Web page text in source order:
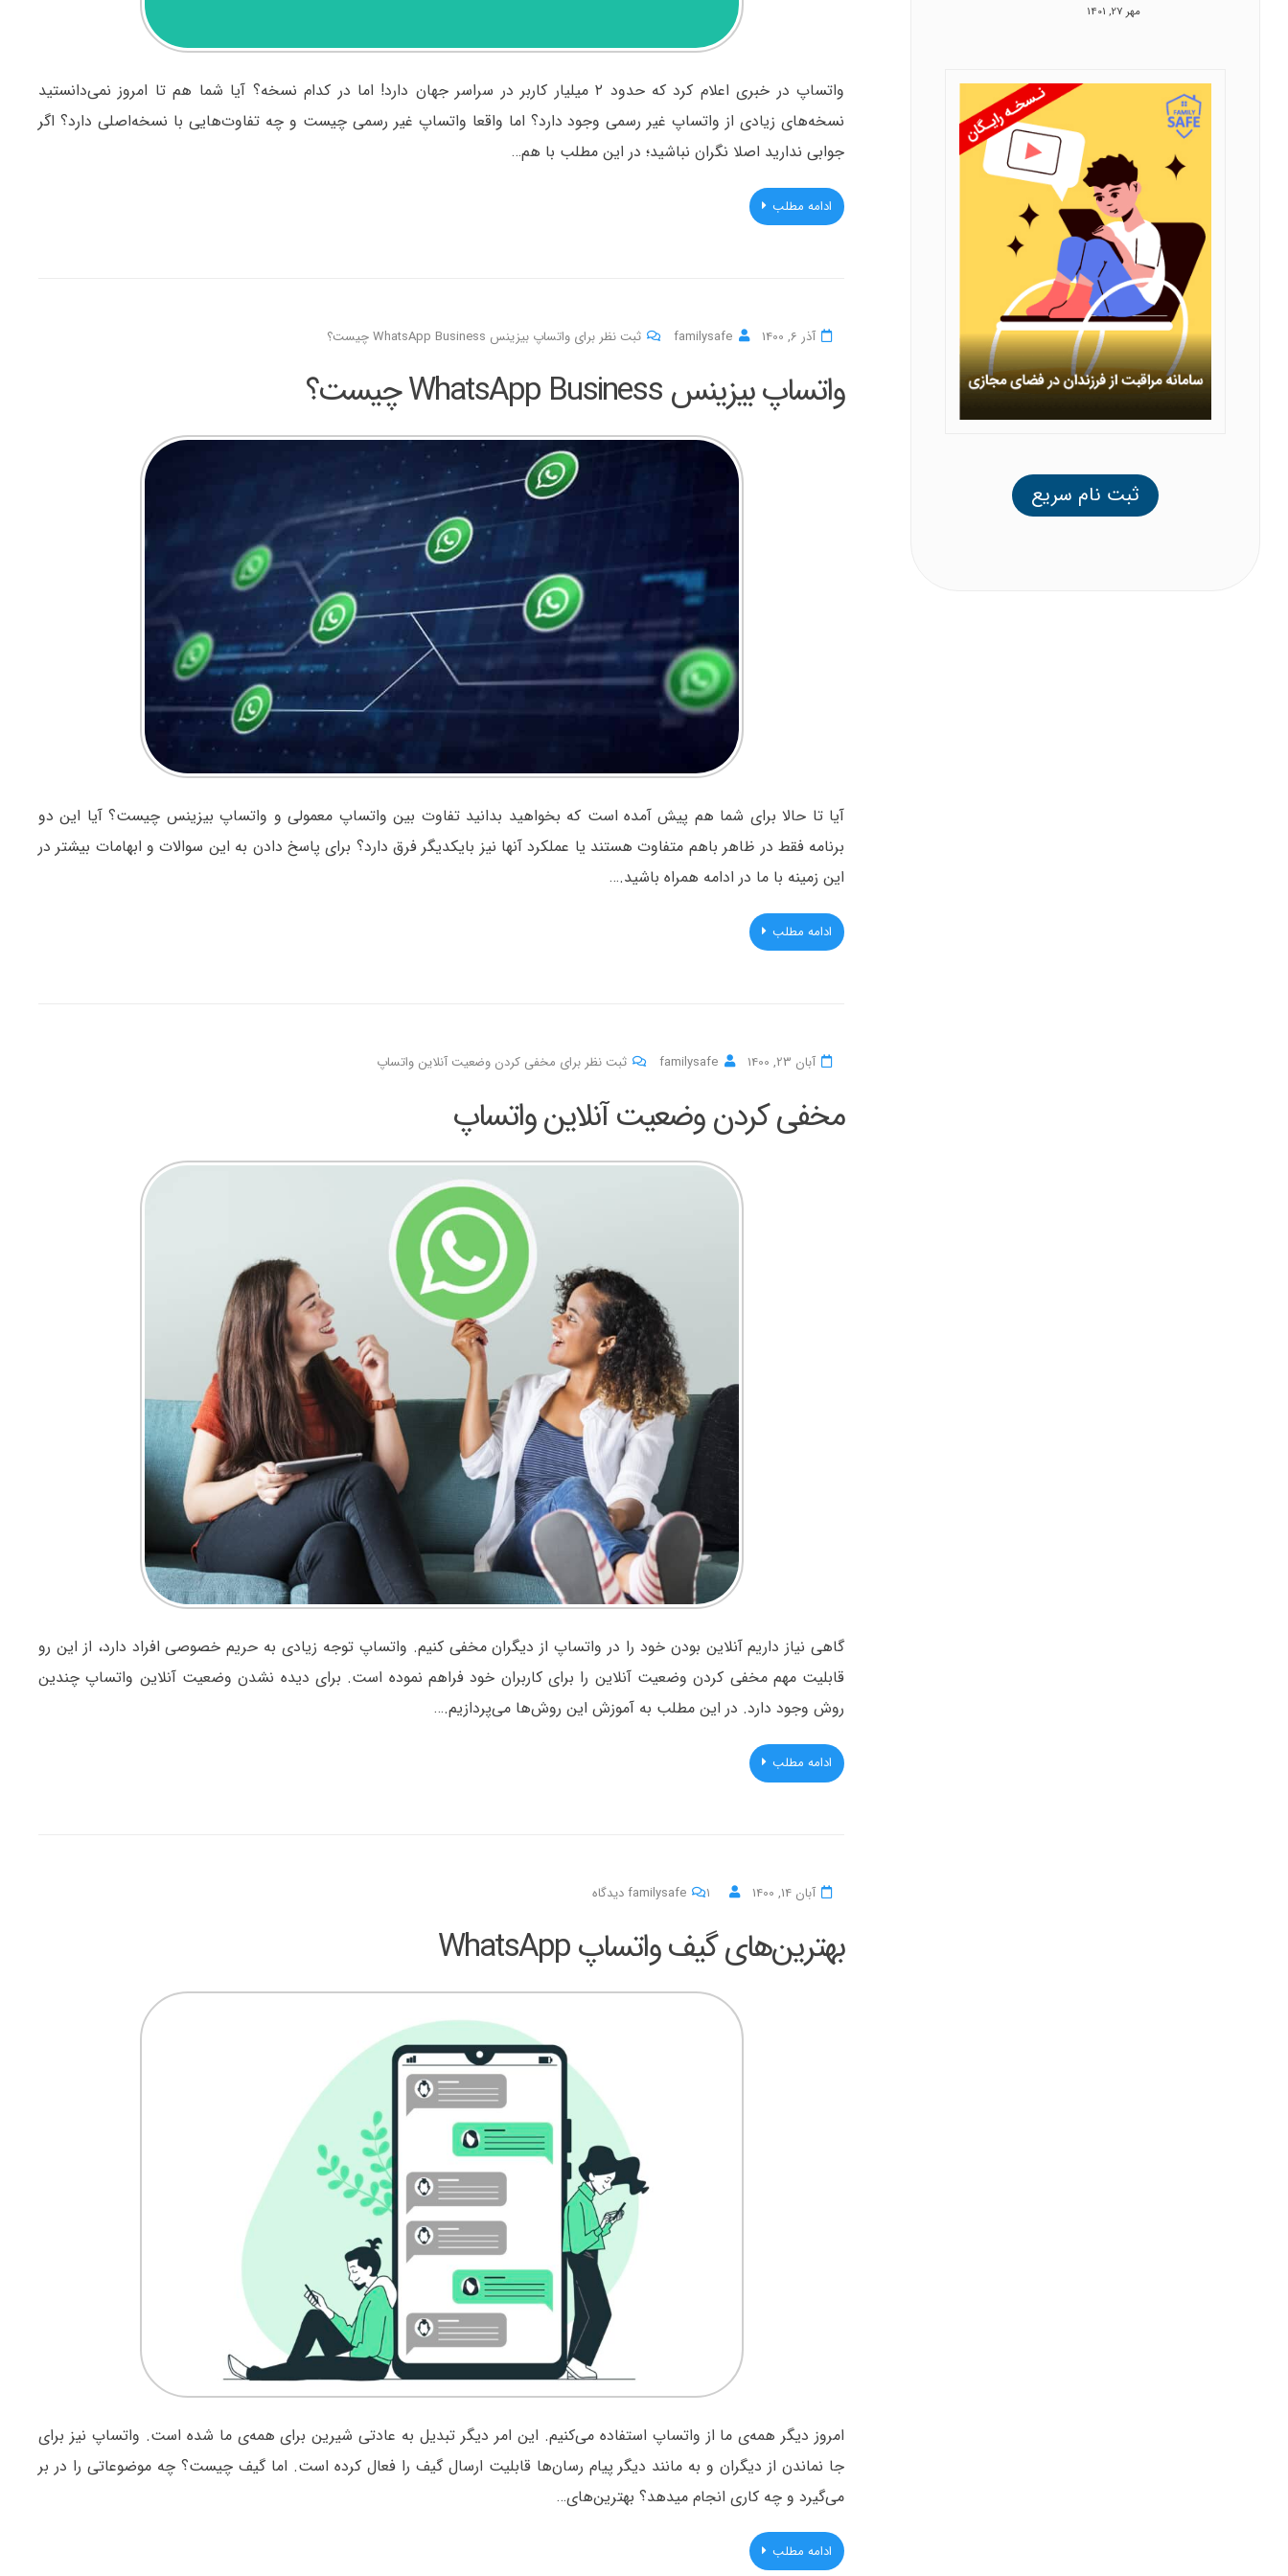
واتساپ در خبری اعلام کرد که حدود ۲ میلیار کاربر در سراسر جهان دارد! اما در کدام نسخه؟ آیا شما هم تا امروز نمی‌دانستید
نسخه‌های زیادی از واتساپ غیر رسمی وجود دارد؟ اما واقعا واتساپ غیر رسمی چیست و چه تفاوت‌هایی با نسخه‌اصلی دارد؟ اگر
جوابی ندارید اصلا نگران نباشید؛ در این مطلب با هم…
ادامه مطلب
آذر 6, 1400 familysafe ثبت نظر برای واتساپ بیزینس WhatsApp Business چیست؟
واتساپ بیزینس WhatsApp Business چیست؟
آيا تا حالا برای شما هم پیش آمده است که بخواهید بدانید تفاوت بین واتساپ معمولی و واتساپ بیزینس چیست؟ آیا این دو
برنامه فقط در ظاهر باهم متفاوت هستند یا عملکرد آنها نیز بایکدیگر فرق دارد؟ برای پاسخ دادن به این سوالات و ابهامات بیشتر در
این زمینه با ما در ادامه همراه باشید.…
ادامه مطلب
آبان 23, 1400 familysafe ثبت نظر برای مخفی کردن وضعیت آنلاین واتساپ
مخفی کردن وضعیت آنلاین واتساپ
گاهی نیاز داریم آنلاین بودن خود را در واتساپ از دیگران مخفی کنیم. واتساپ توجه زیادی به حریم خصوصی افراد دارد، از این رو
قابلیت مهم مخفی کردن وضعیت آنلاین را برای کاربران خود فراهم نموده است. برای دیده نشدن وضعیت آنلاین واتساپ چندین
روش وجود دارد. در این مطلب به آموزش این روش‌ها می‌پردازیم.…
ادامه مطلب
آبان 14, 1400 familysafe ۱ دیدگاه
برای
گیف
واتساپ
WhatsApp
بهترین‌های گیف واتساپ WhatsApp
امروز دیگر همه‌ی ما از واتساپ استفاده می‌کنیم. این امر دیگر تبدیل به عادتی شیرین برای همه‌ی ما شده است. واتساپ نیز برای
جا نماندن از دیگران و به مانند دیگر پیام رسان‌ها قابلیت ارسال گیف را فعال کرده است. اما گیف چیست؟ چه موضوعاتی را در بر
می‌گیرد و چه کاری انجام میدهد؟ بهترین‌های…
ادامه مطلب
مهر 27, 1401
ثبت نام سریع